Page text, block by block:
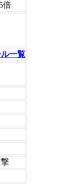
倍
一覧